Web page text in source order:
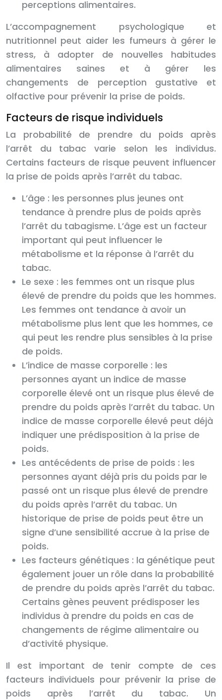
perceptions alimentaires.
L’accompagnement psychologique et
nutritionnel peut aider les fumeurs à gérer le
stress, à adopter de nouvelles habitudes
alimentaires saines et à gérer les
changements de perception gustative et
olfactive pour prévenir la prise de poids.
Facteurs de risque individuels
La probabilité de prendre du poids après
l’arrêt du tabac varie selon les individus.
Certains facteurs de risque peuvent influencer
la prise de poids après l’arrêt du tabac.
L’âge : les personnes plus jeunes ont
tendance à prendre plus de poids après
l’arrêt du tabagisme. L’âge est un facteur
important qui peut influencer le
métabolisme et la réponse à l’arrêt du
tabac.
Le sexe : les femmes ont un risque plus
élevé de prendre du poids que les hommes.
Les femmes ont tendance à avoir un
métabolisme plus lent que les hommes, ce
qui peut les rendre plus sensibles à la prise
de poids.
L’indice de masse corporelle : les
personnes ayant un indice de masse
corporelle élevé ont un risque plus élevé de
prendre du poids après l’arrêt du tabac. Un
indice de masse corporelle élevé peut déjà
indiquer une prédisposition à la prise de
poids.
Les antécédents de prise de poids : les
personnes ayant déjà pris du poids par le
passé ont un risque plus élevé de prendre
du poids après l’arrêt du tabac. Un
historique de prise de poids peut être un
signe d’une sensibilité accrue à la prise de
poids.
Les facteurs génétiques : la génétique peut
également jouer un rôle dans la probabilité
de prendre du poids après l’arrêt du tabac.
Certains gènes peuvent prédisposer les
individus à prendre du poids en cas de
changements de régime alimentaire ou
d’activité physique.
Il est important de tenir compte de ces
facteurs individuels pour prévenir la prise de
poids après l’arrêt du tabac. Un